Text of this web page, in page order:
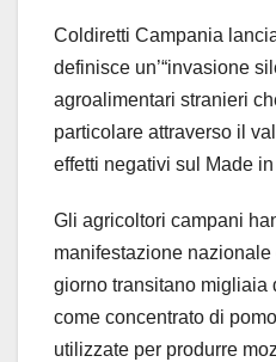
Coldiretti Campania
definisce un’“invasione
agroalimentari stranieri
particolare attraverso il
effetti negativi sul Made in
Gli agricoltori campani
manifestazione
giorno transitano migliaia
come concentrato di
utilizzate per produrre